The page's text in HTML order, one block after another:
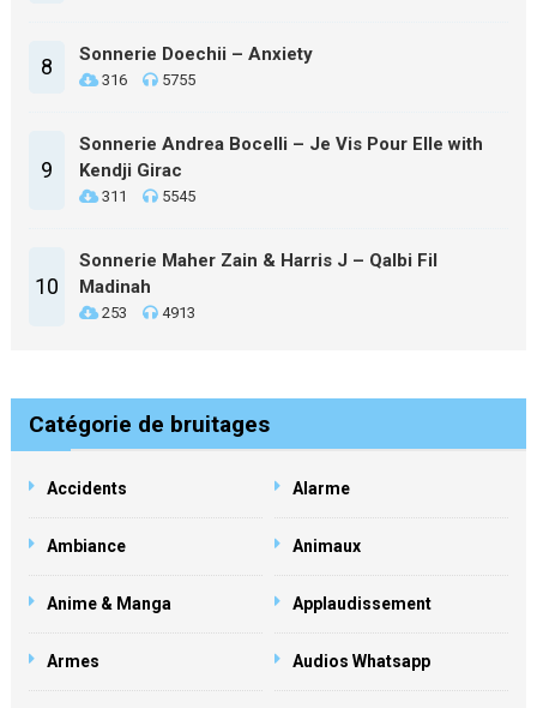
8 Sonnerie Doechii – Anxiety
316 5755
9
Sonnerie Andrea Bocelli – Je Vis Pour Elle with
Kendji Girac
311 5545
10
Sonnerie Maher Zain & Harris J – Qalbi Fil
Madinah
253 4913
Catégorie de bruitages
Accidents Alarme
Ambiance Animaux
Anime & Manga Applaudissement
Armes Audios Whatsapp